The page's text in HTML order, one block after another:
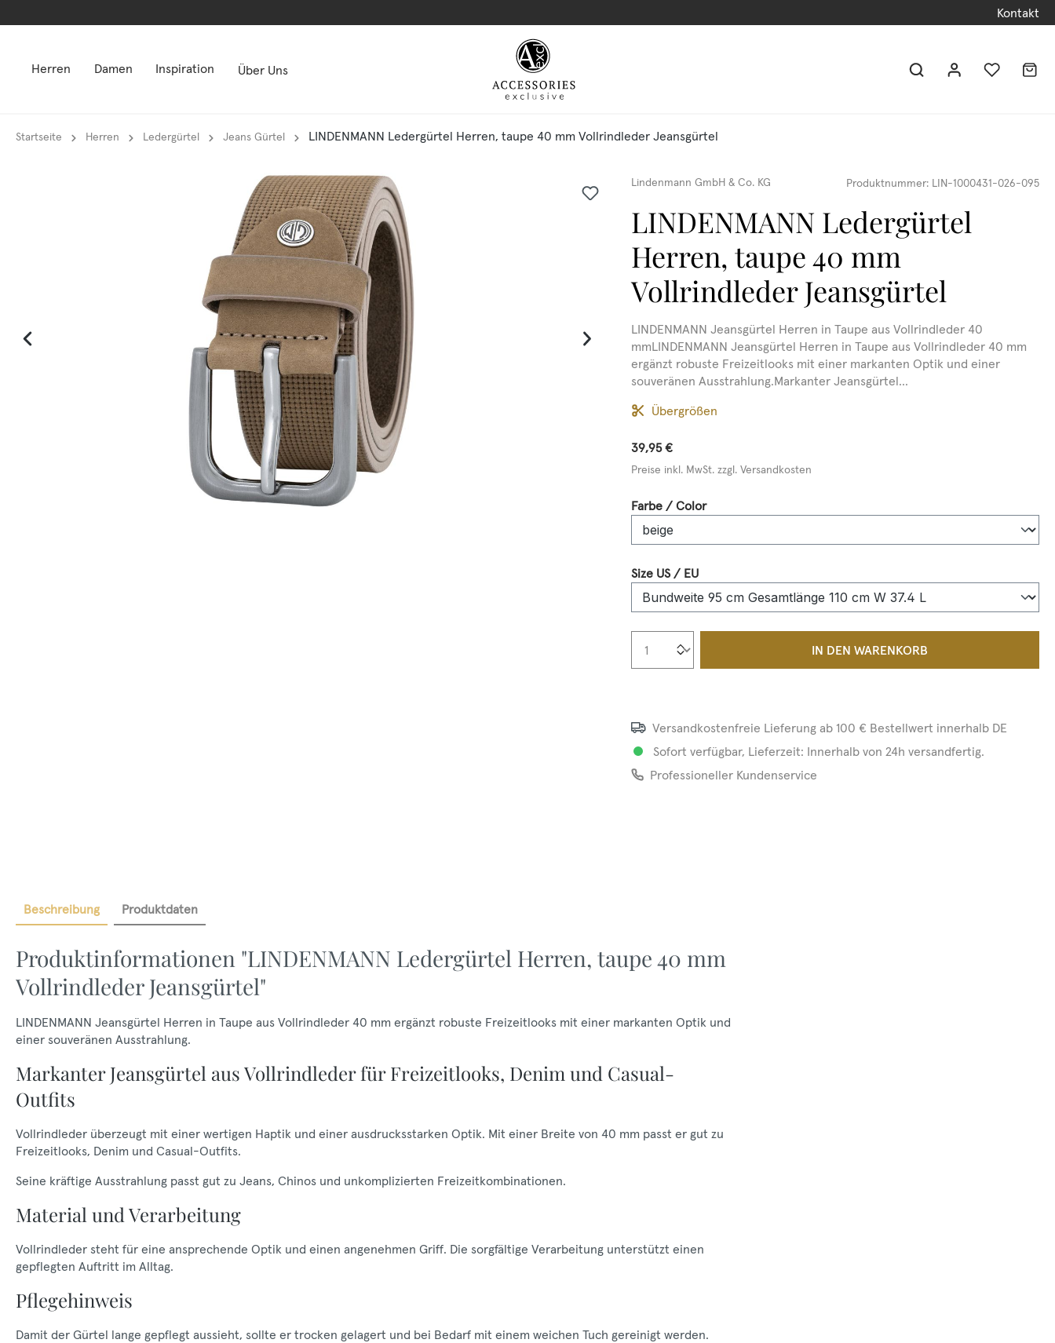
Kontakt
Herren Damen Inspiration Über Uns
Startseite Herren Ledergürtel Jeans Gürtel LINDENMANN Ledergürtel Herren, taupe 40 mm Vollrindleder Jeansgürtel
Lindenmann GmbH & Co. KG Produktnummer: LIN-1000431-026-095
LINDENMANN Ledergürtel
Herren, taupe 40 mm
Vollrindleder Jeansgürtel
LINDENMANN Jeansgürtel Herren in Taupe aus Vollrindleder 40
mmLINDENMANN Jeansgürtel Herren in Taupe aus Vollrindleder 40 mm
ergänzt robuste Freizeitlooks mit einer markanten Optik und einer
souveränen Ausstrahlung.Markanter Jeansgürtel...
Übergrößen
39,95 €
Preise inkl. MwSt. zzgl. Versandkosten
Farbe / Colorauswählen
Size US / EUauswählen
Produkt Anzahl: Gib den gewünschten Wert
IN DEN WARENKORB
Versandkostenfreie Lieferung ab 100 € Bestellwert innerhalb DE
Sofort verfügbar, Lieferzeit: Innerhalb von 24h versandfertig.
Professioneller Kundenservice
Beschreibung Produktdaten
Produktinformationen "LINDENMANN Ledergürtel Herren, taupe 40 mm
Vollrindleder Jeansgürtel"
LINDENMANN Jeansgürtel Herren in Taupe aus Vollrindleder 40 mm ergänzt robuste Freizeitlooks mit einer markanten Optik und
einer souveränen Ausstrahlung.
Markanter Jeansgürtel aus Vollrindleder für Freizeitlooks, Denim und Casual-
Outfits
Vollrindleder überzeugt mit einer wertigen Haptik und einer ausdrucksstarken Optik. Mit einer Breite von 40 mm passt er gut zu
Freizeitlooks, Denim und Casual-Outfits.
Seine kräftige Ausstrahlung passt gut zu Jeans, Chinos und unkomplizierten Freizeitkombinationen.
Material und Verarbeitung
Vollrindleder steht für eine ansprechende Optik und einen angenehmen Griff. Die sorgfältige Verarbeitung unterstützt einen
gepflegten Auftritt im Alltag.
Pflegehinweis
Damit der Gürtel lange gepflegt aussieht, sollte er trocken gelagert und bei Bedarf mit einem weichen Tuch gereinigt werden.